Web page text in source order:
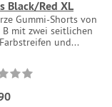
Black/Red XL
Gummi-Shorts von
B mit zwei seitlichen
und...